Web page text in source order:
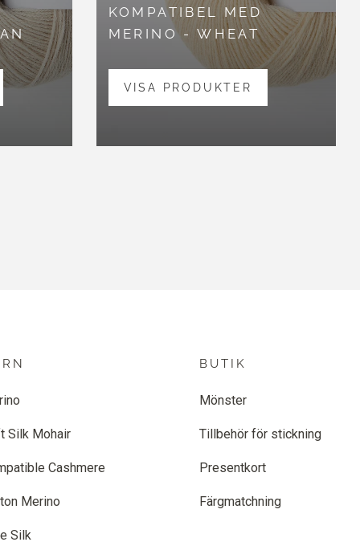
KOMPATIBEL MED
MERINO - WHEAT
VISA PRODUKTER
Silk Mohair
Cashmere
Merino
Silk
BUTIK
Mönster
Tillbehör för stickning
Presentkort
Färgmatchning